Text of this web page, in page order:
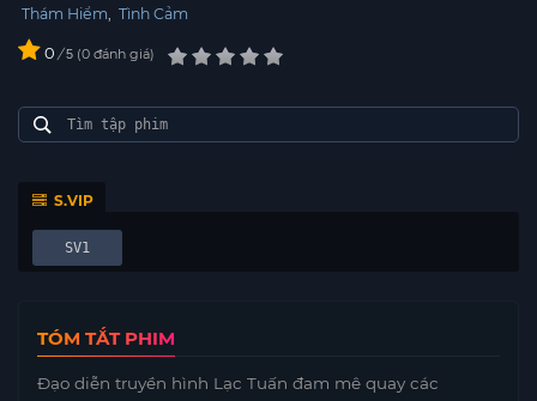
Thám Hiểm, Tình Cảm
0 / 5 0 đánh giá
S.VIP
SV1
TÓM TẮT PHIM
Đạo diễn truyền hình Lạc Tuấn đam mê quay các